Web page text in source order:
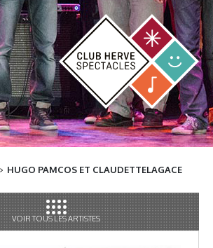
HUGO PAMCOS ET CLAUDETTELAGACE
VOIR TOUS LES ARTISTES